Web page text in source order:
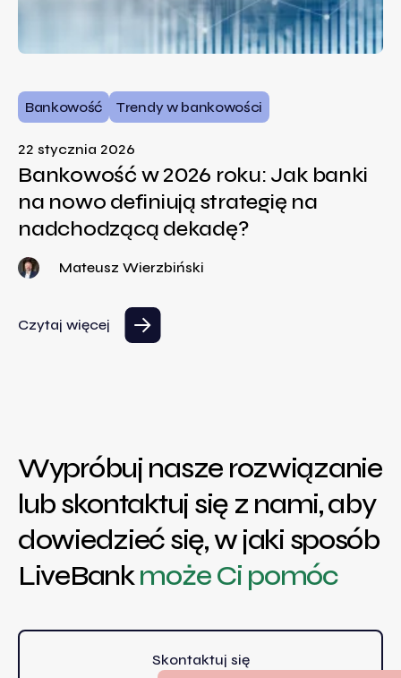
Bankowość Trendy w bankowości
22 stycznia 2026
Bankowość w 2026 roku: Jak banki
na nowo definiują strategię na
nadchodzącą dekadę?
Mateusz Wierzbiński
Czytaj więcej
Wypróbuj nasze rozwiązanie
lub skontaktuj się z nami, aby
dowiedzieć się, w jaki sposób
LiveBankmoże Ci pomóc
Skontaktuj się